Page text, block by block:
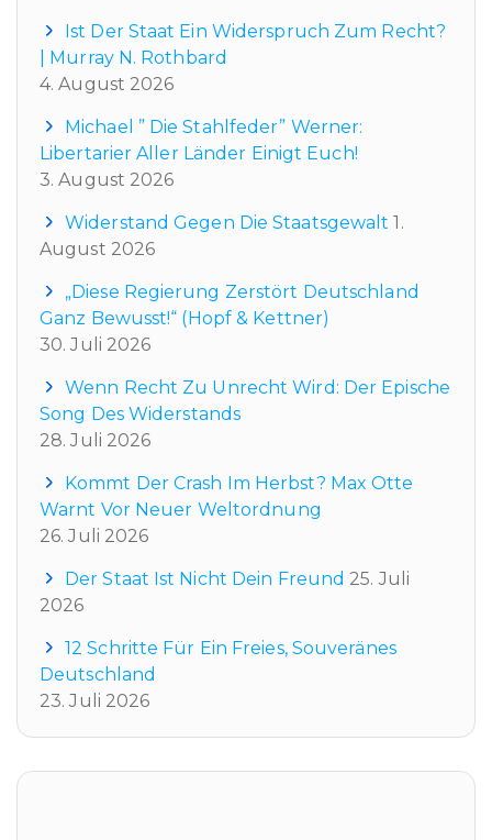
Ist Der Staat Ein Widerspruch Zum Recht?
| Murray N. Rothbard
4. August 2026
Michael ” Die Stahlfeder” Werner:
Libertarier Aller Länder Einigt Euch!
3. August 2026
Widerstand Gegen Die Staatsgewalt 1.
August 2026
„Diese Regierung Zerstört Deutschland
Ganz Bewusst!“ (Hopf & Kettner)
30. Juli 2026
Wenn Recht Zu Unrecht Wird: Der Epische
Song Des Widerstands
28. Juli 2026
Kommt Der Crash Im Herbst? Max Otte
Warnt Vor Neuer Weltordnung
26. Juli 2026
Der Staat Ist Nicht Dein Freund 25. Juli
2026
12 Schritte Für Ein Freies, Souveränes
Deutschland
23. Juli 2026